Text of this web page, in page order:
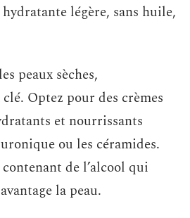
légère, sans huile,
peaux sèches,
Optez pour des crèmes
et nourrissants
ou les céramides.
de l’alcool qui
la peau.